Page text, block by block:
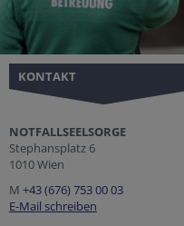
KONTAKT
NOTFALLSEELSORGE
Stephansplatz 6
1010 Wien
M +43 (676) 753 00 03
E-Mail schreiben